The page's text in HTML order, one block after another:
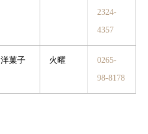
2324-
4357
洋菓子 火曜
0265-
98-8178